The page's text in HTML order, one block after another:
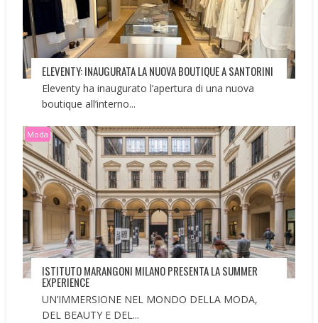
ELEVENTY: INAUGURATA LA NUOVA BOUTIQUE A SANTORINI
Eleventy ha inaugurato l’apertura di una nuova
boutique all’interno...
Moda
ISTITUTO MARANGONI MILANO PRESENTA LA SUMMER
EXPERIENCE
UN’IMMERSIONE NEL MONDO DELLA MODA,
DEL BEAUTY E DEL...